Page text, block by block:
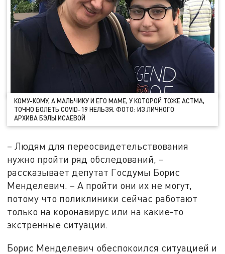
КОМУ-КОМУ, А МАЛЬЧИКУ И ЕГО МАМЕ, У КОТОРОЙ ТОЖЕ АСТМА,
ТОЧНО БОЛЕТЬ COVID-19 НЕЛЬЗЯ. ФОТО: ИЗ ЛИЧНОГО
АРХИВА БЭЛЫ ИСАЕВОЙ
– Людям для переосвидетельствования
нужно пройти ряд обследований, –
рассказывает депутат Госдумы Борис
Менделевич. – А пройти они их не могут,
потому что поликлиники сейчас работают
только на коронавирус или на какие-то
экстренные ситуации.
Борис Менделевич обеспокоился ситуацией и